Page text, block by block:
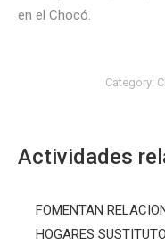
en el Chocó.
Category:
Actividades
FOMENTAN
HOGARES